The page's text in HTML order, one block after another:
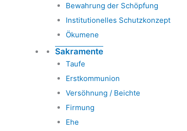
Bewahrung der Schöpfung
Institutionelles Schutzkonzept
Ökumene
Sakramente
Taufe
Erstkommunion
Versöhnung / Beichte
Firmung
Ehe